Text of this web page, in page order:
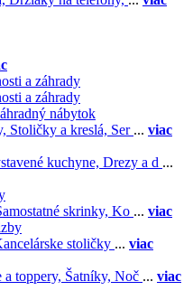
a záhrady
a záhrady
nábytok
Stoličky a kreslá, Ser ... viac
kuchyne, Drezy a d ...
skrinky, Ko ... viac
stoličky ... viac
a toppery, Šatníky, Noč ... viac